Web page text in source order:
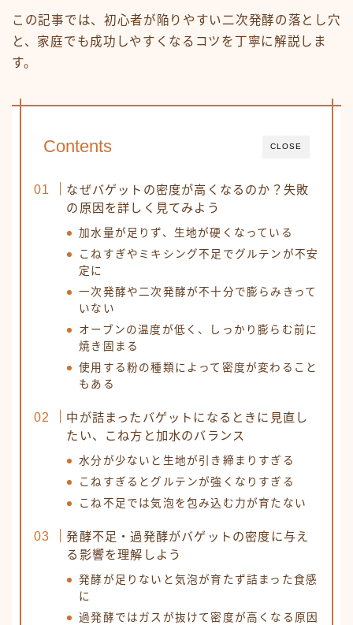
この記事では、初心者が陥りやすい二次発酵の落とし穴
と、家庭でも成功しやすくなるコツを丁寧に解説しま
す。
CLOSE
Contents
なぜバゲットの密度が高くなるのか？失敗
の原因を詳しく見てみよう
加水量が足りず、生地が硬くなっている
こねすぎやミキシング不足でグルテンが不安
定に
一次発酵や二次発酵が不十分で膨らみきって
いない
オーブンの温度が低く、しっかり膨らむ前に
焼き固まる
使用する粉の種類によって密度が変わること
もある
中が詰まったバゲットになるときに見直し
たい、こね方と加水のバランス
水分が少ないと生地が引き締まりすぎる
こねすぎるとグルテンが強くなりすぎる
こね不足では気泡を包み込む力が育たない
発酵不足・過発酵がバゲットの密度に与え
る影響を理解しよう
発酵が足りないと気泡が育たず詰まった食感
に
過発酵ではガスが抜けて密度が高くなる原因